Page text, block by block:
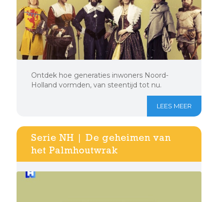
Ontdek hoe generaties inwoners Noord-
Holland vormden, van steentijd tot nu.
LEES MEER
Serie NH | De geheimen van
het Palmhoutwrak